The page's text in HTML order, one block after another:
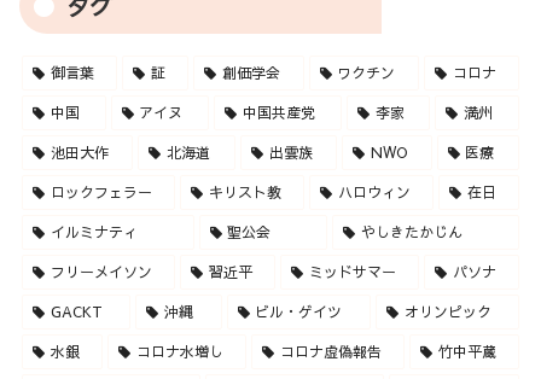
御言葉 証 創価学会 ワクチン コロナ
中国 アイヌ 中国共産党 李家 満州
池田大作 北海道 出雲族 NWO 医療
ロックフェラー キリスト教 ハロウィン 在日
イルミナティ 聖公会 やしきたかじん
フリーメイソン 習近平 ミッドサマー パソナ
GACKT 沖縄 ビル・ゲイツ オリンピック
水銀 コロナ水増し コロナ虚偽報告 竹中平蔵